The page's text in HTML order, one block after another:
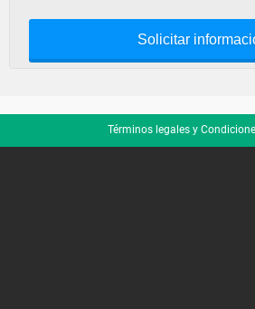
Solicitar
Términos legales y